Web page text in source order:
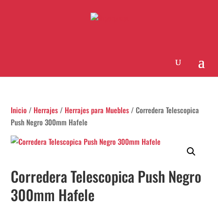
Inicio / Herrajes / Herrajes para Muebles / Corredera Telescopica
Push Negro 300mm Hafele
Corredera Telescopica Push Negro
300mm Hafele